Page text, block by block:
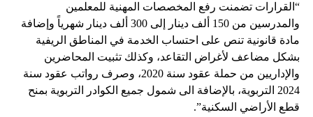
“القرارات تضمنت رفع المخصصات المهنية للمعلمين
والمدرسين من 150 ألف دينار إلى 300 ألف دينار شهرياً وإضافة
مادة قانونية تنص على احتساب الخدمة في المناطق الريفية
بشكل مضاعف لأغراض التقاعد، وكذلك تثبيت المحاضرين
والإداريين من حملة عقود سنة 2020، وصرف رواتب عقود سنة
2024 التربوية، بالإضافة الى شمول جميع الكوادر التربوية بمنح
قطع الأراضي السكنية”.